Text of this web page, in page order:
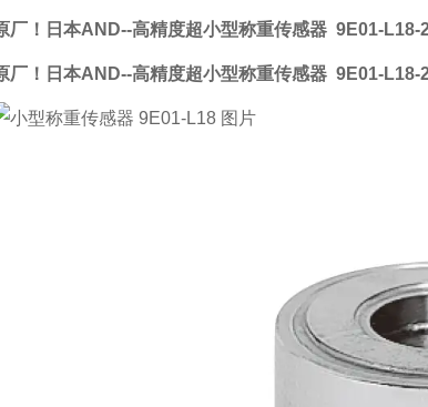
厂！日本AND--高精度超小型称重传感器9E01-L18-
厂！日本AND--高精度超小型称重传感器9E01-L18-